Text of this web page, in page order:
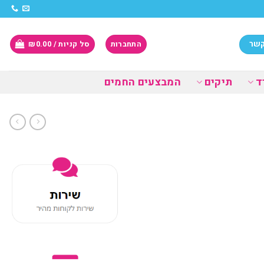
התחברות סל קניות / ₪0.00
תיקים המבצעים החמים